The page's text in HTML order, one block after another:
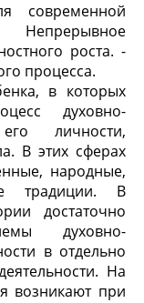
современной
роста. -
процесса.
в которых
духовно-
личности,
В этих сферах
народные,
традиции. В
достаточно
духовно-
в отдельно
На
возникают при